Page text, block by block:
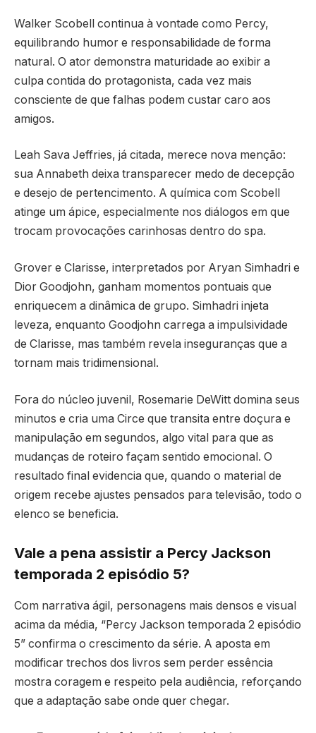
Walker Scobell continua à vontade como Percy,
equilibrando humor e responsabilidade de forma
natural. O ator demonstra maturidade ao exibir a
culpa contida do protagonista, cada vez mais
consciente de que falhas podem custar caro aos
amigos.
Leah Sava Jeffries, já citada, merece nova menção:
sua Annabeth deixa transparecer medo de decepção
e desejo de pertencimento. A química com Scobell
atinge um ápice, especialmente nos diálogos em que
trocam provocações carinhosas dentro do spa.
Grover e Clarisse, interpretados por Aryan Simhadri e
Dior Goodjohn, ganham momentos pontuais que
enriquecem a dinâmica de grupo. Simhadri injeta
leveza, enquanto Goodjohn carrega a impulsividade
de Clarisse, mas também revela inseguranças que a
tornam mais tridimensional.
Fora do núcleo juvenil, Rosemarie DeWitt domina seus
minutos e cria uma Circe que transita entre doçura e
manipulação em segundos, algo vital para que as
mudanças de roteiro façam sentido emocional. O
resultado final evidencia que, quando o material de
origem recebe ajustes pensados para televisão, todo o
elenco se beneficia.
Vale a pena assistir a Percy Jackson
temporada 2 episódio 5?
Com narrativa ágil, personagens mais densos e visual
acima da média, “Percy Jackson temporada 2 episódio
5” confirma o crescimento da série. A aposta em
modificar trechos dos livros sem perder essência
mostra coragem e respeito pela audiência, reforçando
que a adaptação sabe onde quer chegar.